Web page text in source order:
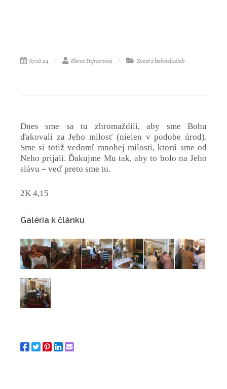
07.10.24 Elena Fajnorová Zvesť z bohoslužieb
Dnes sme sa tu zhromaždili, aby sme Bohu
ďakovali za Jeho milosť (nielen v podobe úrod).
Sme si totiž vedomí mnohej milosti, ktorú sme od
Neho prijali. Ďakujme Mu tak, aby to bolo na Jeho
slávu – veď preto sme tu.
2K 4,15
Galéria k článku